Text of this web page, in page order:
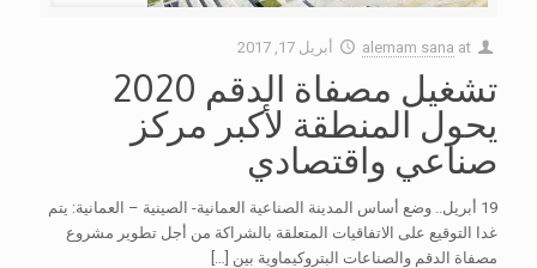
alemam sana at أبريل 17, 2017
تشغيل مصفاة الدقم 2020
يحول المنطقة لأكبر مركز
صناعي واقتصادي
19 أبريل.. وضع أساس المدينة الصناعية العمانية- الصينية – العمانية: يتم
غدا التوقيع على الاتفاقيات المتعلقة بالشراكة من أجل تطوير مشروع
مصفاة الدقم والصناعات البتروكيماوية بين